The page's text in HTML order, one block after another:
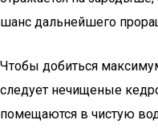
шанс дальнейшего
Чтобы добиться
следует нечищеные
помещаются в чистую